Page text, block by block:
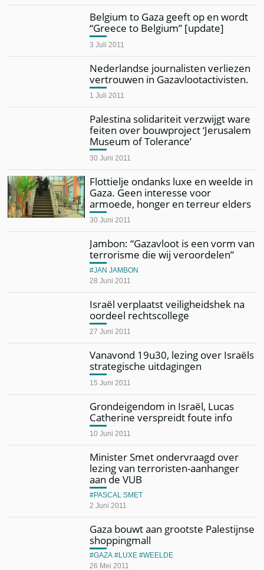
Belgium to Gaza geeft op en wordt
“Greece to Belgium” [update]
3 Juli 2011
Nederlandse journalisten verliezen
vertrouwen in Gazavlootactivisten.
1 Juli 2011
Palestina solidariteit verzwijgt ware
feiten over bouwproject ‘Jerusalem
Museum of Tolerance’
30 Juni 2011
Flottielje ondanks luxe en weelde in
Gaza. Geen interesse voor
armoede, honger en terreur elders
30 Juni 2011
Jambon: “Gazavloot is een vorm van
terrorisme die wij veroordelen”
28 Juni 2011
JAN JAMBON
Israël verplaatst veiligheidshek na
oordeel rechtscollege
27 Juni 2011
Vanavond 19u30, lezing over Israëls
strategische uitdagingen
15 Juni 2011
Grondeigendom in Israël, Lucas
Catherine verspreidt foute info
10 Juni 2011
Minister Smet ondervraagd over
lezing van terroristen-aanhanger
aan de VUB
2 Juni 2011
PASCAL SMET
Gaza bouwt aan grootste Palestijnse
shoppingmall
26 Mei 2011
GAZA LUXE WEELDE